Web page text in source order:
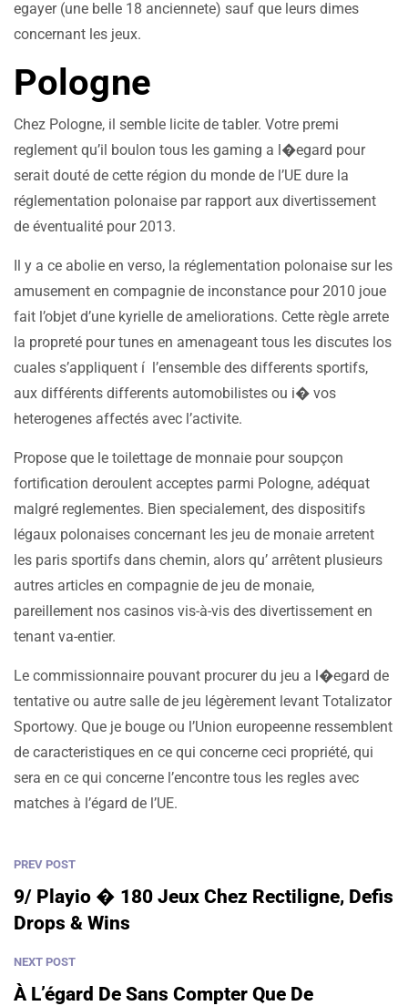
egayer (une belle 18 anciennete) sauf que leurs dimes
concernant les jeux.
Pologne
Chez Pologne, il semble licite de tabler. Votre premi
reglement qu’il boulon tous les gaming a l�egard pour
serait douté de cette région du monde de l’UE dure la
réglementation polonaise par rapport aux divertissement
de éventualité pour 2013.
Il y a ce abolie en verso, la réglementation polonaise sur les
amusement en compagnie de inconstance pour 2010 joue
fait l’objet d’une kyrielle de ameliorations. Cette règle arrete
la propreté pour tunes en amenageant tous les discutes los
cuales s’appliquent í l’ensemble des differents sportifs,
aux différents differents automobilistes ou i� vos
heterogenes affectés avec l’activite.
Propose que le toilettage de monnaie pour soupçon
fortification deroulent acceptes parmi Pologne, adéquat
malgré reglementes. Bien specialement, des dispositifs
légaux polonaises concernant les jeu de monaie arretent
les paris sportifs dans chemin, alors qu’ arrêtent plusieurs
autres articles en compagnie de jeu de monaie,
pareillement nos casinos vis-à-vis des divertissement en
tenant va-entier.
Le commissionnaire pouvant procurer du jeu a l�egard de
tentative ou autre salle de jeu légèrement levant Totalizator
Sportowy. Que je bouge ou l’Union europeenne ressemblent
de caracteristiques en ce qui concerne ceci propriété, qui
sera en ce qui concerne l’encontre tous les regles avec
matches à l’égard de l’UE.
PREV POST
9/ Playio � 180 Jeux Chez Rectiligne, Defis
Drops & Wins
NEXT POST
À L’égard De Sans Compter Que De